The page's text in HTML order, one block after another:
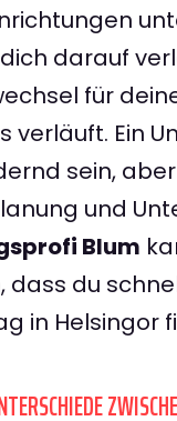
darauf
für
verläuft. Ein
sein,
und
Blum
dass du
in Helsingor